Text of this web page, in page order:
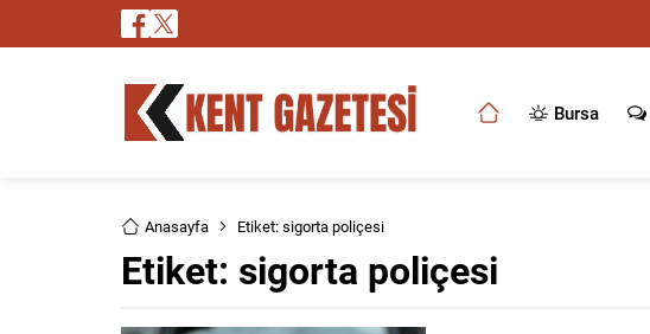
Bursa
Anasayfa Etiket: sigorta poliçesi
Etiket: sigorta poliçesi